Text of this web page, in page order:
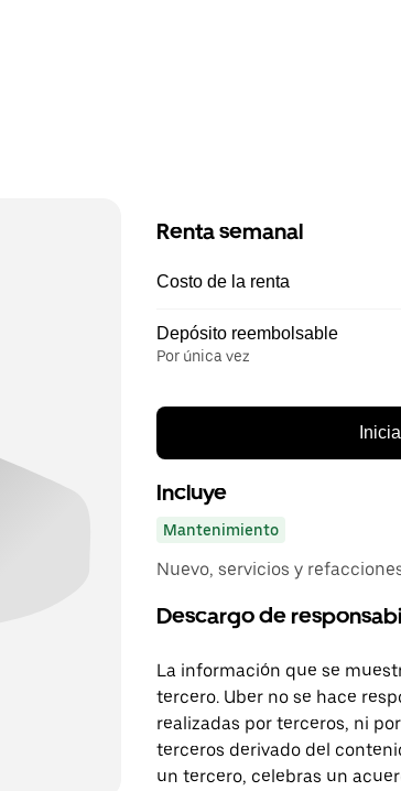
Renta semanal
Costo de la renta
Depósito reembolsable
Por única vez
Incluye
Mantenimiento
Nuevo, servicios y
Descargo de
La información que se
tercero. Uber no se hace
realizadas por terceros, ni
terceros derivado del
un tercero, celebras un